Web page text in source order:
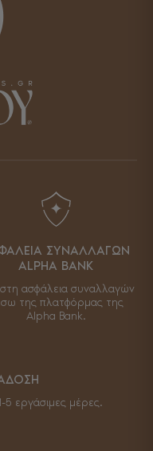
ΣΥΝΑΛΛΑΓΩΝ
ALPHA BANK
ασφάλεια συναλλαγών
της πλατφόρμας της
Alpha Bank.
εργάσιμες μέρες.